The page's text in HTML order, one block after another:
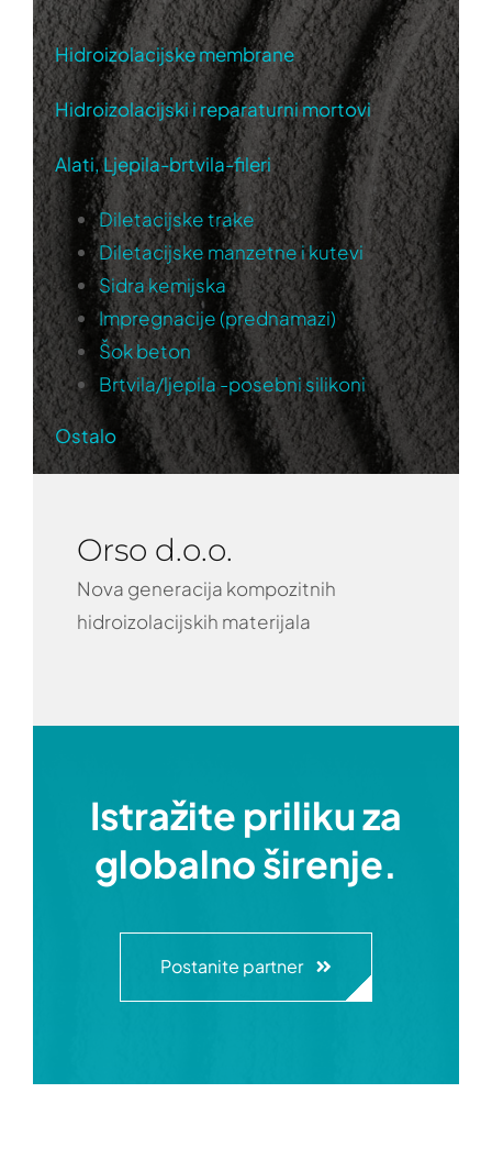
Hidroizolacijske membrane
Hidroizolacijski i reparaturni mortovi
Alati, Ljepila-brtvila-fileri
Diletacijske trake
Diletacijske manzetne i kutevi
Sidra kemijska
Impregnacije (prednamazi)
Šok beton
Brtvila/ljepila -posebni silikoni
Ostalo
Orso d.o.o.
Nova generacija kompozitnih
hidroizolacijskih materijala
Istražite priliku za
globalno širenje.
Postanite partner